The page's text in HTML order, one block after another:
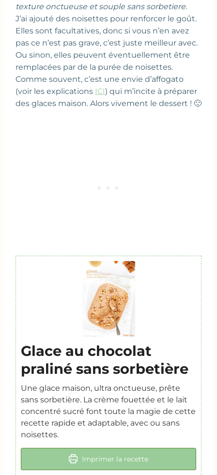
texture onctueuse et souple sans sorbetiere.
J’ai ajouté des noisettes pour renforcer le goût.
Elles sont facultatives, donc si vous n’en avez
pas ce n’est pas grave, c’est juste meilleur avec.
Ou sinon, elles peuvent éventuellement être
remplacées par de la purée de noisettes.
Comme souvent, c’est une envie d’affogato
(voir les explications ICI) qui m’incite à préparer
des glaces maison. Alors vivement le dessert ! 🙂
Glace au chocolat
praliné sans sorbetière
Une glace maison, ultra onctueuse, prête
sans sorbetière. La crème fouettée et le lait
concentré sucré font toute la magie de cette
recette rapide et adaptable, avec ou sans
noisettes.
Imprimer la recette